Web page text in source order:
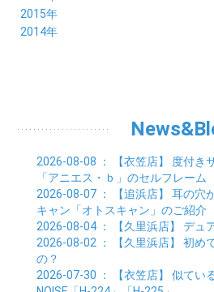
02月 (4)
01月 (4)
03月 (5)
02月 (7)
04月 (8)
03月 (9)
05月 (9)
04月 (7)
07月 (4)
06月 (7)
05月 (8)
08月 (10)
07月 (7)
06月 (7)
09月 (7)
08月 (8)
07月 (7)
10月 (7)
09月 (10)
08月 (8)
01月 (7)
11月 (8)
10月 (7)
02月 (6)
01月 (9)
12月 (9)
11月 (5)
03月 (7)
02月 (6)
01月 (9)
2015年
12月 (9)
06月 (5)
2014年
2026-08-08 ： 【衣笠店】
度付き
「アニエス・ｂ」のセルフレーム
2026-08-07 ： 【追浜店】 耳の穴
キャン「オトスキャン」のご紹介
2026-08-04 ： 【久里浜店】 デュ
2026-08-02 ： 【久里浜店】 初め
の？
2026-07-30 ： 【衣笠店】 似てい